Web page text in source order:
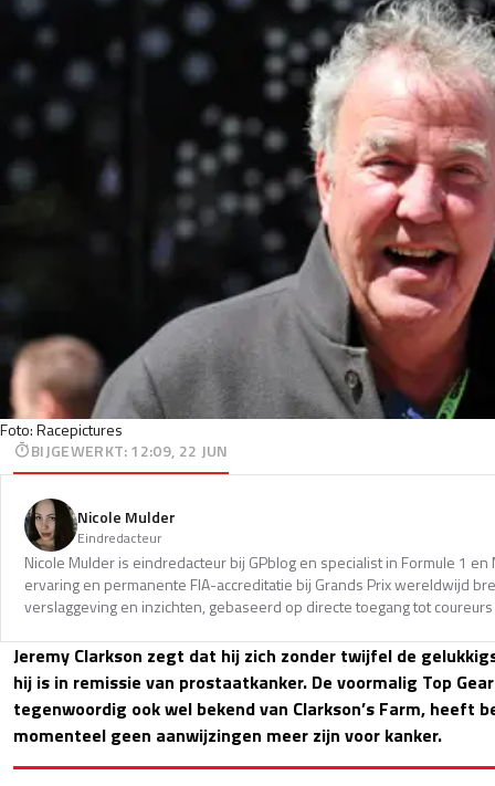
Foto: Racepictures
BIJGEWERKT:12:09, 22 JUN
Nicole Mulder
Eindredacteur
Nicole Mulder is eindredacteur bij GPblog en specialist in Formule 1 en
ervaring en permanente FIA-accreditatie bij Grands Prix wereldwijd
verslaggeving en inzichten, gebaseerd op directe toegang tot
Jeremy Clarkson zegt dat hij zich zonder twijfel de
hij is in remissie van prostaatkanker. De voormalig Top
tegenwoordig ook wel bekend van Clarkson’s Farm, heeft
momenteel geen aanwijzingen meer zijn voor kanker.